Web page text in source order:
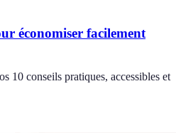
économiser facilement
10 conseils pratiques, accessibles et